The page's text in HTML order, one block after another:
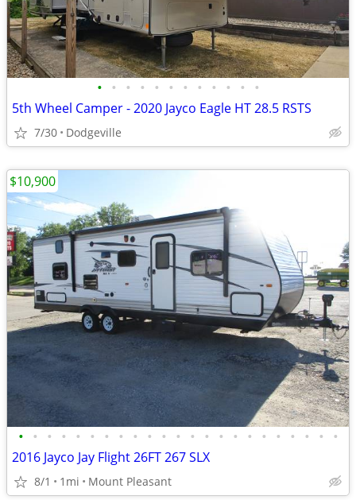
• • • • • • • • • • • •
5th Wheel Camper - 2020 Jayco Eagle HT 28.5 RSTS
7/30 Dodgeville
• • • • • • • • • • • • • • • • • • • • • • •
2016 Jayco Jay Flight 26FT 267 SLX
8/1 1mi Mount Pleasant
$10,900